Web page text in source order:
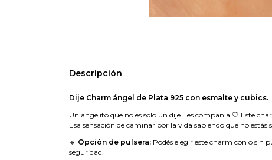
Descripción
Dije Charm ángel de Plata 925 con esmalte y cubics.
Un angelito que no es solo un dije… es compañía 🤍 Este
Esa sensación de caminar por la vida sabiendo que no estás
🔹 Opción de pulsera: Podés elegir este charm con o sin
seguridad.